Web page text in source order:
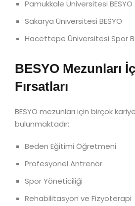
Pamukkale Üniversitesi BESYO
Sakarya Üniversitesi BESYO
Hacettepe Üniversitesi Spor
BESYO Mezunları
Fırsatları
BESYO mezunları için birçok
bulunmaktadır:
Beden Eğitimi Öğretmeni
Profesyonel Antrenör
Spor Yöneticiliği
Rehabilitasyon ve Fizyoterapi